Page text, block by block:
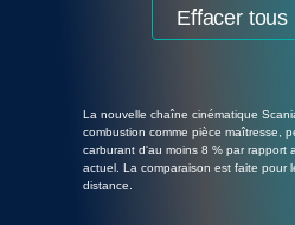
Effacer tous
La nouvelle chaîne cinématique
combustion comme pièce maîtresse,
carburant d'au moins 8 % par rapport
actuel. La comparaison est faite pour
distance.